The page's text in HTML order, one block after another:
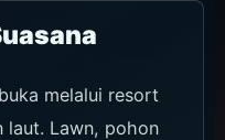
melalui resort
laut. Lawn, pohon